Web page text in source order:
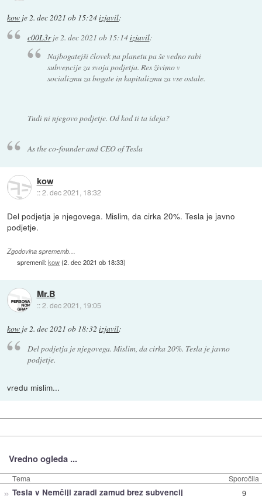
kow je2. dec 2021 ob 15:24izjavil:
c00L3rje 2. dec 2021 ob 15:14izjavil:
Najbogatejši človek na planetu pa še vedno rabi
subvencije za svoja podjetja. Res živimo v
socializmu za bogate in kapitalizmu za vse ostale.
Tudi ni njegovo podjetje. Od kod ti ta ideja?
As the co-founder and CEO of Tesla
kow
::2. dec 2021, 18:32
Del podjetja je njegovega. Mislim, da cirka 20%. Tesla je javno
podjetje.
Zgodovina sprememb…
spremenil:kow(2. dec 2021 ob 18:33)
Mr.B
::2. dec 2021, 19:05
kow je2. dec 2021 ob 18:32 izjavil:
Del podjetja je njegovega. Mislim, da cirka 20%. Tesla je javno
podjetje.
vredu mislim...
Vredno ogleda ...
Tema Sporočila
» Tesla v Nemčiji zaradi zamud brez subvencij 9